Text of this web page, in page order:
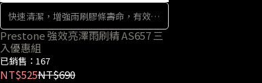
快速清潔，增強雨刷膠條壽命，有效提
升行車的能見度及安全
Prestone 強效亮澤雨刷精 AS657 三
入優惠組
已銷售：167
NT$525NT$690